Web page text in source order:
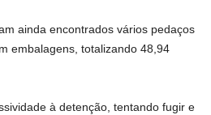
ainda encontrados vários pedaços
embalagens, totalizando 48,94
à detenção, tentando fugir e